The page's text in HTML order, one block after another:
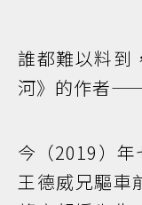
誰都難以料到
河》的作者
今（2019）
王德威兄驅車